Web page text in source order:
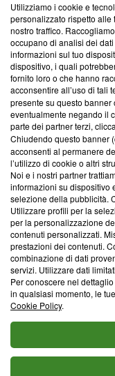
Questa sezione offre
News, sui nostri
creare news di
‘Trust Project - News
ancora membro del
parte; Trust Project
conformità agli
Su di noi
Team editoriale
Corporate
Redazione
Informativa Privacy
Cookie Policy
Blasting SA, IDI
Lugano (Svizzera)
© 2026 Blasting News
Utilizziamo i cookie e
personalizzato rispetto
nostro traffico.
occupano di analisi dei
informazioni sul tuo
dispositivo, i quali
fornito loro o che hanno
acconsentire all’uso di tali
presente su questo
eventualmente negando il
parte dei partner terzi,
Chiudendo questo banner
acconsenti al permanere
l’utilizzo di cookie o altri
Noi e i nostri partner
informazioni su dispositivo
selezione della pubblicità.
Utilizzare profili per la
per la personalizzazione
contenuti personalizzati.
prestazioni dei contenuti.
combinazione di dati
servizi. Utilizzare dati
Per conoscere nel
in qualsiasi momento, le
Cookie Policy.